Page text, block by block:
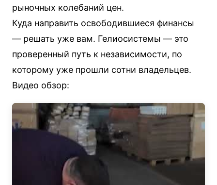
рыночных колебаний цен.
Куда направить освободившиеся финансы
— решать уже вам. Гелиосистемы — это
проверенный путь к независимости, по
которому уже прошли сотни владельцев.
Видео обзор: